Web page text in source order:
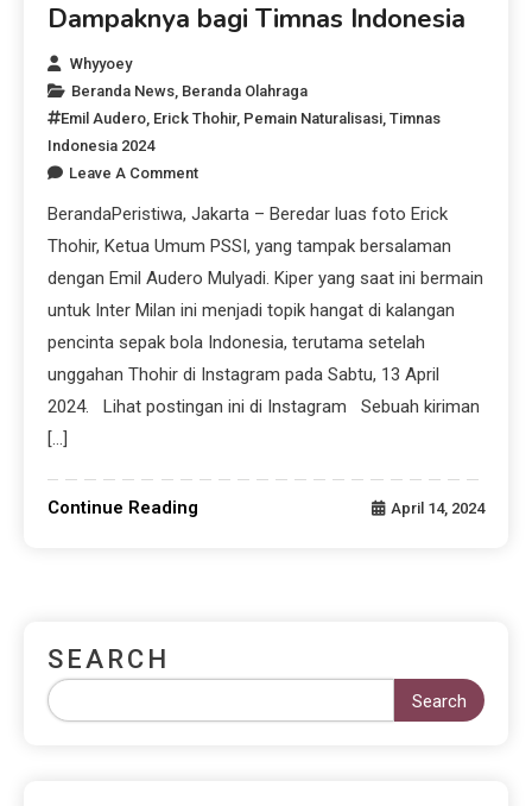
Dampaknya bagi Timnas Indonesia
Whyyoey
Beranda News, Beranda Olahraga
Emil Audero, Erick Thohir, Pemain Naturalisasi,Timnas
Indonesia 2024
Leave A Comment
BerandaPeristiwa, Jakarta – Beredar luas foto Erick
Thohir, Ketua Umum PSSI, yang tampak bersalaman
dengan Emil Audero Mulyadi. Kiper yang saat ini bermain
untuk Inter Milan ini menjadi topik hangat di kalangan
pencinta sepak bola Indonesia, terutama setelah
unggahan Thohir di Instagram pada Sabtu, 13 April
2024. Lihat postingan ini di Instagram Sebuah kiriman
[…]
Continue Reading April 14, 2024
SEARCH
Search